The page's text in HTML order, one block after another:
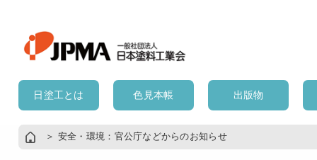
日塗工とは 色見本帳 出版物
＞ 安全・環境：官公庁などからのお知らせ